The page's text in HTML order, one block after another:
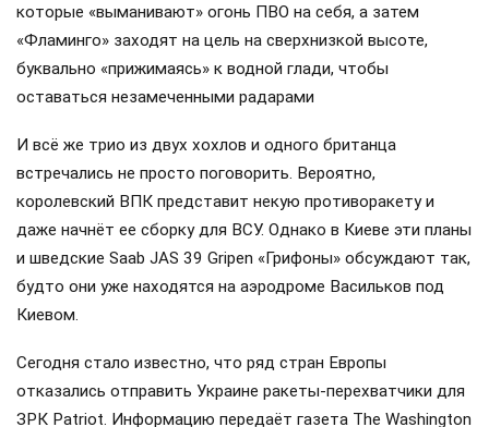
которые «выманивают» огонь ПВО на себя, а затем
«Фламинго» заходят на цель на сверхнизкой высоте,
буквально «прижимаясь» к водной глади, чтобы
оставаться незамеченными радарами
И всё же трио из двух хохлов и одного британца
встречались не просто поговорить. Вероятно,
королевский ВПК представит некую противоракету и
даже начнёт ее сборку для ВСУ. Однако в Киеве эти планы
и шведские Saab JAS 39 Gripen «Грифоны» обсуждают так,
будто они уже находятся на аэродроме Васильков под
Киевом.
Сегодня стало известно, что ряд стран Европы
отказались отправить Украине ракеты-перехватчики для
ЗРК Patriot. Информацию передаёт газета The Washington